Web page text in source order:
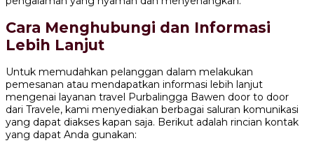
Cara Menghubungi dan Informasi
Lebih Lanjut
Untuk memudahkan pelanggan dalam melakukan
pemesanan atau mendapatkan informasi lebih lanjut
mengenai layanan travel Purbalingga Bawen door to door
dari Travele, kami menyediakan berbagai saluran komunikasi
yang dapat diakses kapan saja. Berikut adalah rincian kontak
yang dapat Anda gunakan: